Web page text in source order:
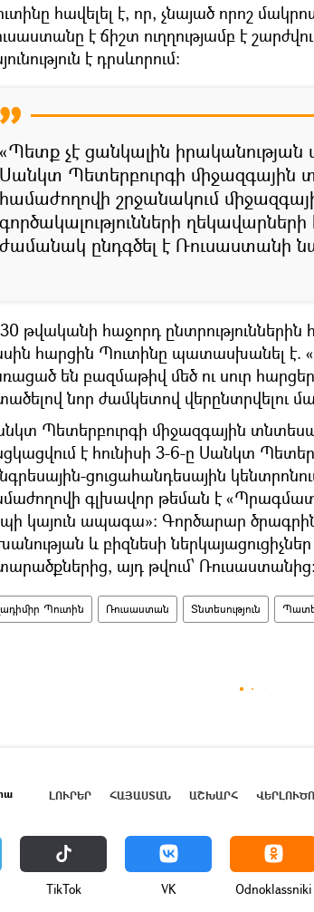
հավելել է, որ, չնայած որոշ
է ճիշտ ուղղությամբ է
է դրսևորում։
«Պետք չէ ցանկալին իրականության
Սանկտ Պետերբուրգի միջազգային
համաժողովի շրջանակում
գործակալությունների
ժամանակ ընդգծել է Ռուսաստանի
թվականի հաջորդ
հարցին Պուտինը պատասխանել է.
են բազմաթիվ մեծ ու սուր
նոր ժամկետով վերընտրվելու
Պետերբուրգի միջազգային
է հունիսի 3-6-ը Սանկտ
ցուցահանդեսային
գլխավոր թեման է
կայուն ապագա»։ Գործարար
և բիզնեսի
այդ թվում՝ Ռուսաստանից։
Պուտին Ռուսաստան Տնտեսություն
ԼՈՒՐԵՐ ՀԱՅԱՍՏԱՆ ԱՇԽԱՐՀ
ТikТоk VK Odnoklassniki